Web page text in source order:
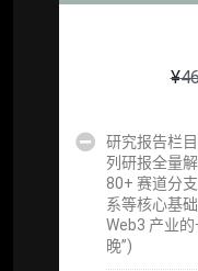
¥
研究报告栏
列研报全量
80+ 赛道分
系等核心基
Web3 产业
晚”)
及研究方向
提前获取研
分析师 1 对
分析师专属
核）
查阅分析师